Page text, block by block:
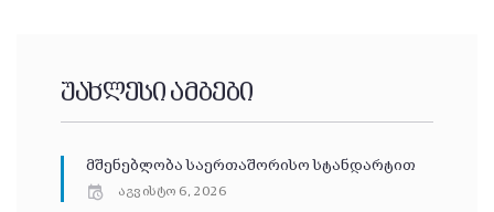
უახლესი ამბები
მშენებლობა საერთაშორისო სტანდარტით
აგვისტო 6, 2026